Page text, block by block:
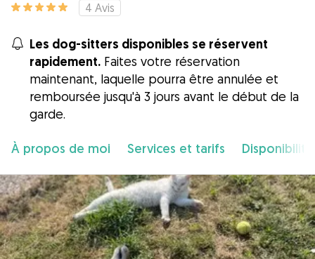
4 Avis
Les dog-sitters disponibles se réservent
rapidement. Faites votre réservation
maintenant, laquelle pourra être annulée et
remboursée jusqu'à 3 jours avant le début de la
garde.
À propos de moi Services et tarifs Disponibilité